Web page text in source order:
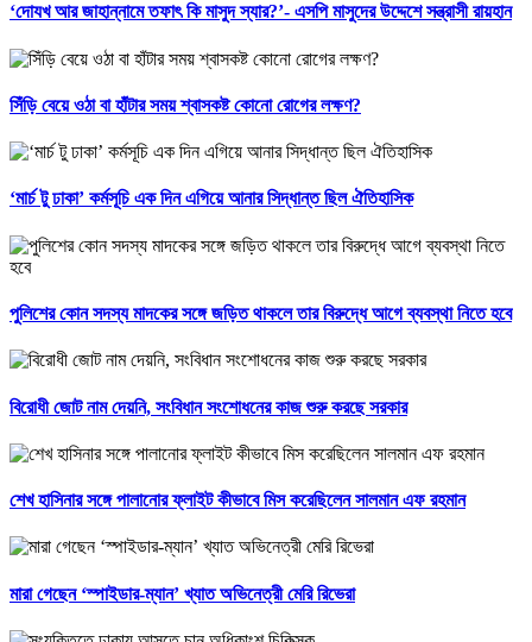
‘দোযখ আর জাহান্নামে তফাৎ কি মাসুদ স্যার?’- এসপি মাসুদের উদ্দেশে সন্ত্রাসী রায়হান
সিঁড়ি বেয়ে ওঠা বা হাঁটার সময় শ্বাসকষ্ট কোনো রোগের লক্ষণ?
‘মার্চ টু ঢাকা’ কর্মসূচি এক দিন এগিয়ে আনার সিদ্ধান্ত ছিল ঐতিহাসিক
পুলিশের কোন সদস্য মাদকের সঙ্গে জড়িত থাকলে তার বিরুদ্ধে আগে ব্যবস্থা নিতে হবে
বিরোধী জোট নাম দেয়নি, সংবিধান সংশোধনের কাজ শুরু করছে সরকার
শেখ হাসিনার সঙ্গে পালানোর ফ্লাইট কীভাবে মিস করেছিলেন সালমান এফ রহমান
মারা গেছেন ‘স্পাইডার-ম্যান’ খ্যাত অভিনেত্রী মেরি রিভেরা